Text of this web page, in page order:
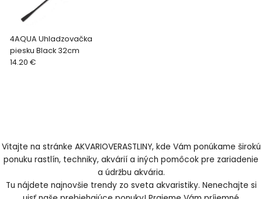
4AQUA Uhladzovačka
piesku Black 32cm
14.20 €
Vitajte na stránke AKVARIOVERASTLINY, kde Vám ponúkame širokú
ponuku rastlín, techniky, akvárií a iných pomôcok pre zariadenie
a údržbu akvária.
Tu nájdete najnovšie trendy zo sveta akvaristiky. Nenechajte si